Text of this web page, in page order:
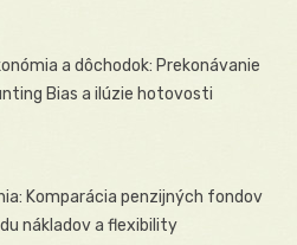
a dôchodok: Prekonávanie
Bias a ilúzie hotovosti
Komparácia penzijných fondov
nákladov a flexibility